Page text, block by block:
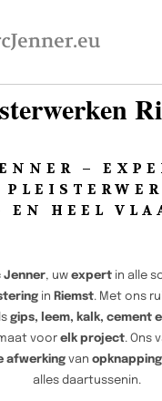
–
EN HEEL
Jenner, uw expert in alle
in Riemst. Met ons
gips, leem, kalk, cement
voor elk project. Ons
afwerkingvan
alles daartussenin.